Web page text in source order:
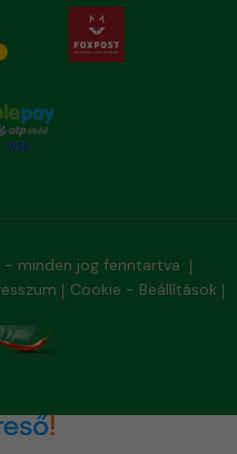
minden jog fenntartva
Cookie - Beállítások